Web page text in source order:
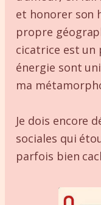
et honorer son
propre
cicatrice est un
énergie sont
ma
Je dois encore
sociales qui
parfois bien